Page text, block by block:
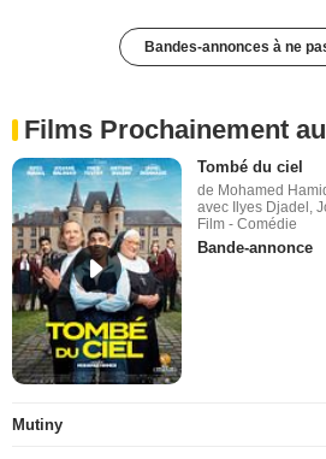
Bandes-annonces à ne
Films Prochainement
Tombé du ciel
de Mohamed
avec Ilyes Djadel,
Film - Comédie
Bande-annonce
Mutiny